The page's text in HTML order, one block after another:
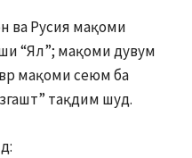
ва Русия мақоми
“Ял”; мақоми дувум
мақоми сеюм ба
тақдим шуд.